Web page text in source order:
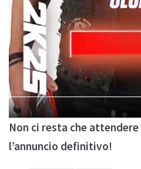
Non ci resta che
l’annuncio definitivo!